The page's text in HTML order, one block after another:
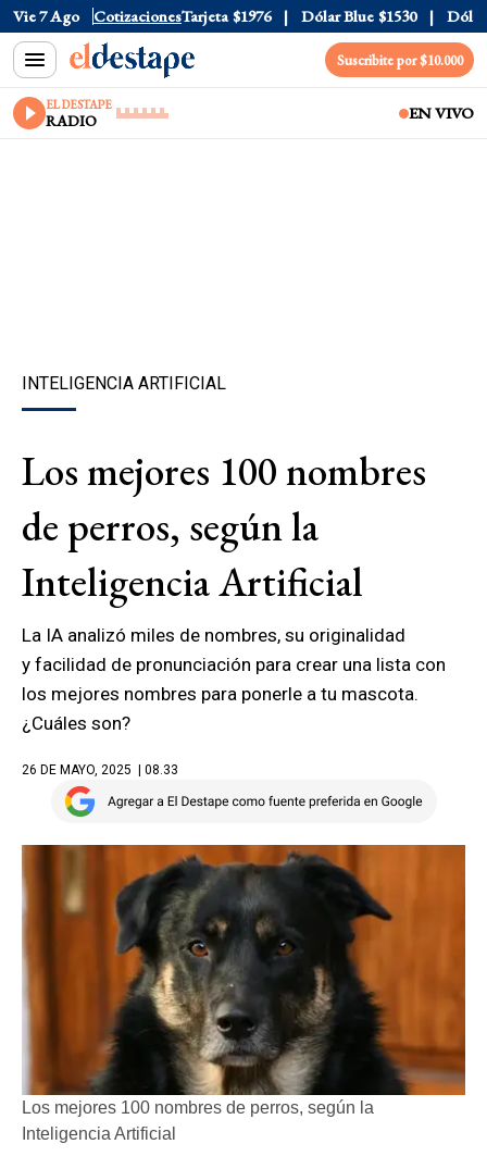
Vie 7 Ago Cotizaciones
$1520 Dólar Tarjeta $1976 Dólar Blue $1530 Dólar
Suscribite por $10.000
EL DESTAPE
RADIO EN VIVO
INTELIGENCIA ARTIFICIAL
Los mejores 100 nombres
de perros, según la
Inteligencia Artificial
La IA analizó miles de nombres, su originalidad
y facilidad de pronunciación para crear una lista con
los mejores nombres para ponerle a tu mascota.
¿Cuáles son?
26 DE MAYO, 2025 | 08.33
Los mejores 100 nombres de perros, según la
Inteligencia Artificial